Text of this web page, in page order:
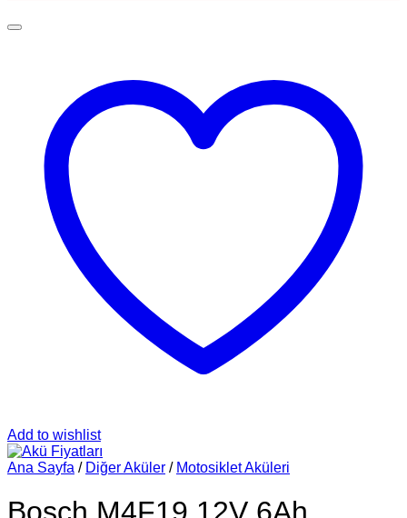
Add to wishlist
Ana Sayfa / Diğer Aküler / Motosiklet Aküleri